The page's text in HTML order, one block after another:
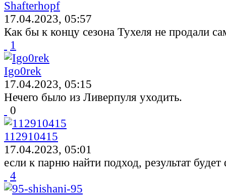
Shafterhopf
17.04.2023, 05:57
Как бы к концу сезона Тухеля не продали
1
Igo0rek
17.04.2023, 05:15
Нечего было из Ливерпуля уходить.
0
112910415
17.04.2023, 05:01
если к парню найти подход, результат
4